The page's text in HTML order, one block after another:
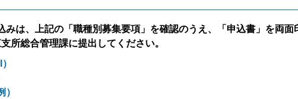
みは、上記の「職種別募集要項」を確認のうえ、「申込書」を両
所総合管理課に提出してください。